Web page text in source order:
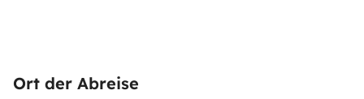
Ort der Abreise